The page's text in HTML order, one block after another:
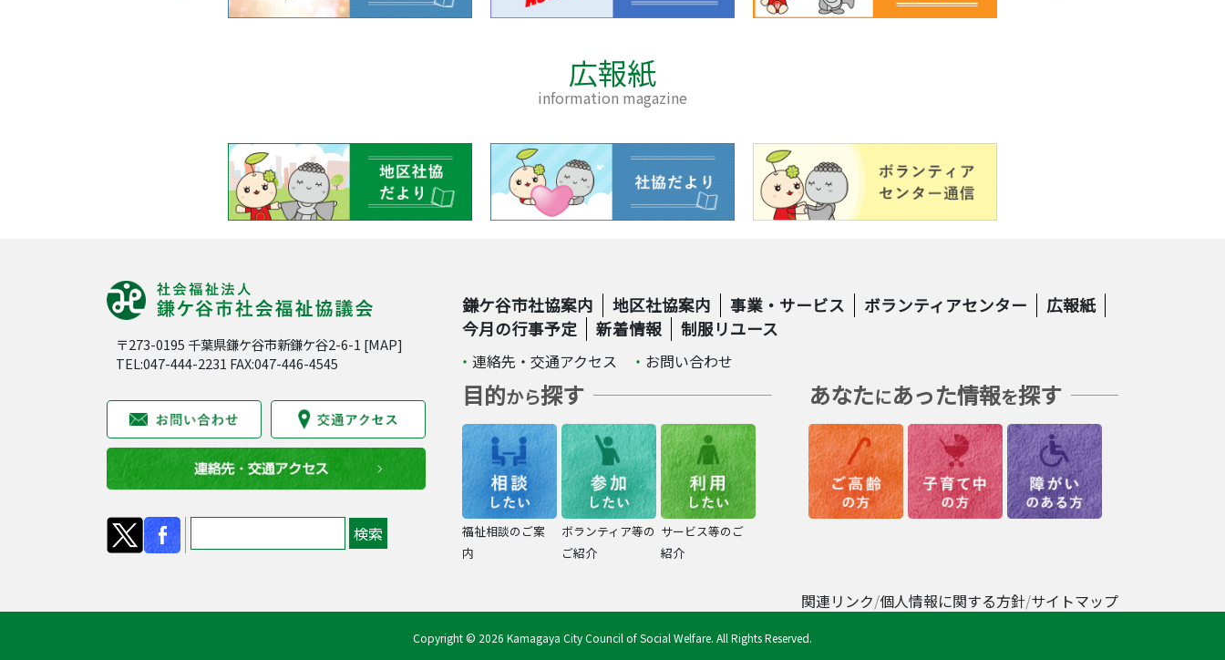
広報紙
information magazine
〒273-0195 千葉県鎌ケ谷市新鎌ケ谷2-6-1 [MAP]
TEL:047-444-2231 FAX:047-446-4545
鎌ケ谷市社協案内 地区社協案内 事業・サービス ボランティアセンター
広報紙
今月の行事予定
新着情報 制服リユース
連絡先・交通アクセス お問い合わせ
目的から探す
福祉相談のご案
内
ボランティア等の
ご紹介
サービス等のご
紹介
あなたにあった情報を探す
関連リンク 個人情報に関する方針 サイトマップ
Copyright © 2026 Kamagaya City Council of Social Welfare. All Rights Reserved.